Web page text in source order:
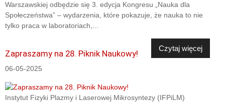
Warszawskiej odbędzie się 3. edycja Kongresu „Nauka dla
Społeczeństwa” – wydarzenia, które pokazuje, że nauka to nie
tylko praca w laboratoriach,...
Czytaj więcej
Zapraszamy na 28. Piknik Naukowy!
06-05-2025
Instytut Fizyki Plazmy i Laserowej Mikrosyntezy (IFPiLM)